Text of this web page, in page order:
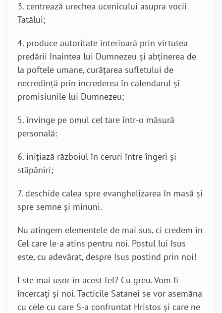
3. centrează urechea ucenicului asupra vocii
Tatălui;
4. produce autoritate interioară prin virtutea
predării înaintea lui Dumnezeu și abținerea de
la poftele umane, curățarea sufletului de
necredință prin încrederea în calendarul și
promisiunile lui Dumnezeu;
5. învinge pe omul cel tare într-o măsură
personală:
6. inițiază războiul în ceruri între îngeri și
stăpâniri;
7. deschide calea spre evanghelizarea în masă și
spre semne și minuni.
Nu atingem elementele de mai sus, ci credem în
Cel care le-a atins pentru noi. Postul lui Isus
este, cu adevărat, despre Isus postind prin noi!
Este mai ușor în acest fel? Cu greu. Vom fi
încercați și noi. Tacticile Satanei se vor asemăna
cu cele cu care S-a confruntat Hristos și care ne